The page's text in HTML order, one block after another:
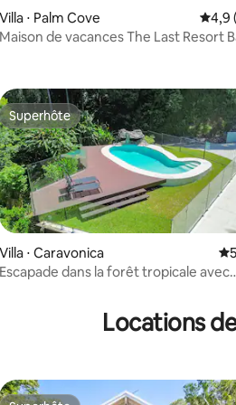
sur la base de 81
Villa ⋅ Palm Cove
4,9
Maison de vacances The Last Resort
sur la base de 19
Superhôte
Superhôte
Villa ⋅ Caravonica
Escapade dans la forêt tropicale avec
Locations